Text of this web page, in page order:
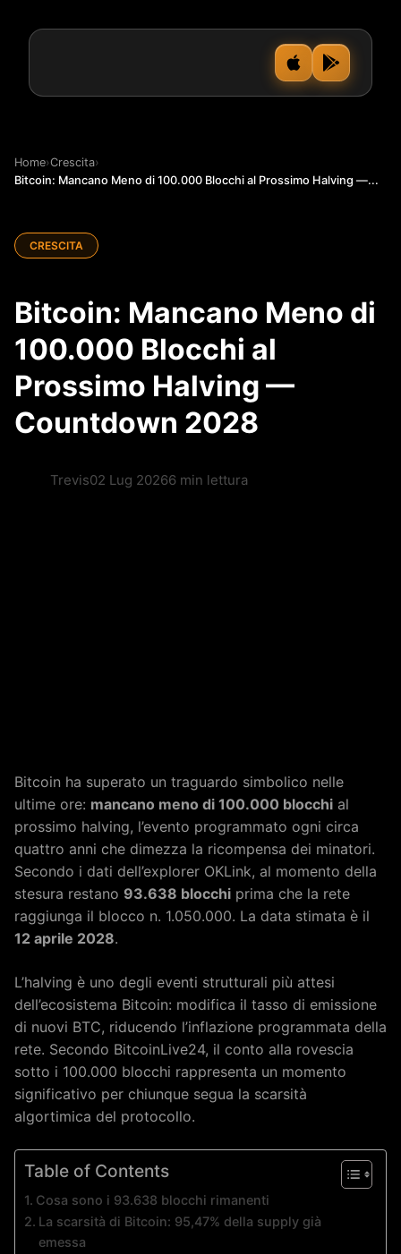
Home›Crescita›
Bitcoin: Mancano Meno di 100.000 Blocchi al Prossimo Halving —...
CRESCITA
Bitcoin: Mancano Meno di
100.000 Blocchi al
Prossimo Halving —
Countdown 2028
Trevis02 Lug 20266 min lettura
Bitcoin ha superato un traguardo simbolico nelle
ultime ore: mancano meno di 100.000 blocchi al
prossimo halving, l’evento programmato ogni circa
quattro anni che dimezza la ricompensa dei minatori.
Secondo i dati dell’explorer OKLink, al momento della
stesura restano 93.638 blocchi prima che la rete
raggiunga il blocco n. 1.050.000. La data stimata è il
12 aprile 2028.
L’halving è uno degli eventi strutturali più attesi
dell’ecosistema Bitcoin: modifica il tasso di emissione
di nuovi BTC, riducendo l’inflazione programmata della
rete. Secondo BitcoinLive24, il conto alla rovescia
sotto i 100.000 blocchi rappresenta un momento
significativo per chiunque segua la scarsità
algortimica del protocollo.
Table of Contents
Cosa sono i 93.638 blocchi rimanenti
La scarsità di Bitcoin: 95,47% della supply già
emessa